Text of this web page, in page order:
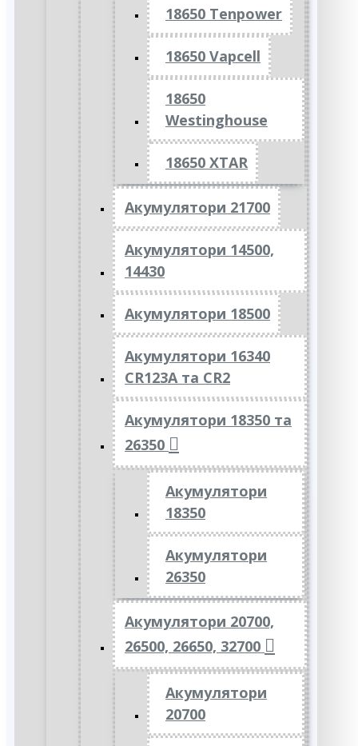
18650 Tenpower
18650 Vapcell
18650
Westinghouse
18650 XTAR
Акумулятори 21700
Акумулятори 14500,
14430
Акумулятори 18500
Акумулятори 16340
CR123A та CR2
Акумулятори 18350 та
26350
Акумулятори
18350
Акумулятори
26350
Акумулятори 20700,
26500, 26650, 32700
Акумулятори
20700